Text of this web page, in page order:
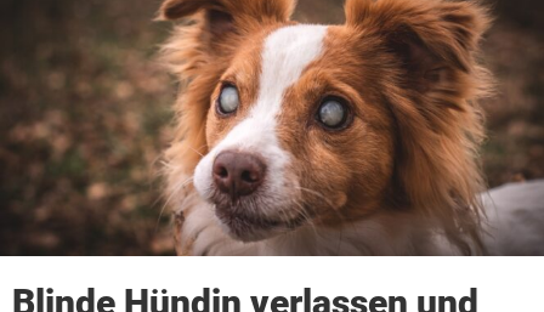
Blinde Hündin verlassen und